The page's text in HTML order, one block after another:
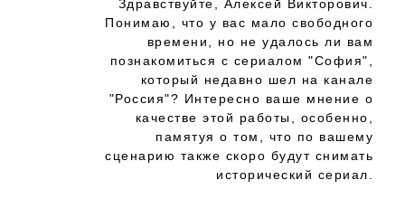
Здравствуйте, Алексей Викторович.
Понимаю, что у вас мало свободного
времени, но не удалось ли вам
познакомиться с сериалом "София",
который недавно шел на канале
"Россия"? Интересно ваше мнение о
качестве этой работы, особенно,
памятуя о том, что по вашему
сценарию также скоро будут снимать
исторический сериал.